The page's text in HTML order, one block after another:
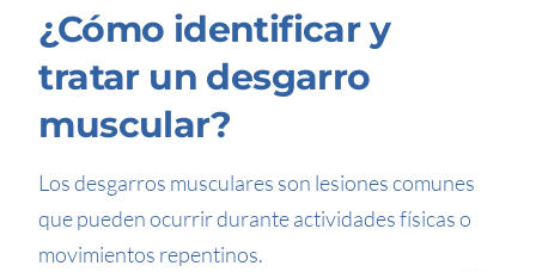
¿Cómo identificar y
tratar un desgarro
muscular?
Los desgarros musculares son lesiones comunes
que pueden ocurrir durante actividades físicas o
movimientos repentinos.